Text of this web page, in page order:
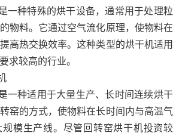
一种特殊的烘干设备，通常用于处理粒
物料。它通过空气流化原理，使物料在
高热交换效率。这种类型的烘干机适用
求较高的行业。
一种适用于大量生产、长时间连续烘干
窑的方式，使物料在长时间内与高温气
模生产线。尽管回转窑烘干机投资较